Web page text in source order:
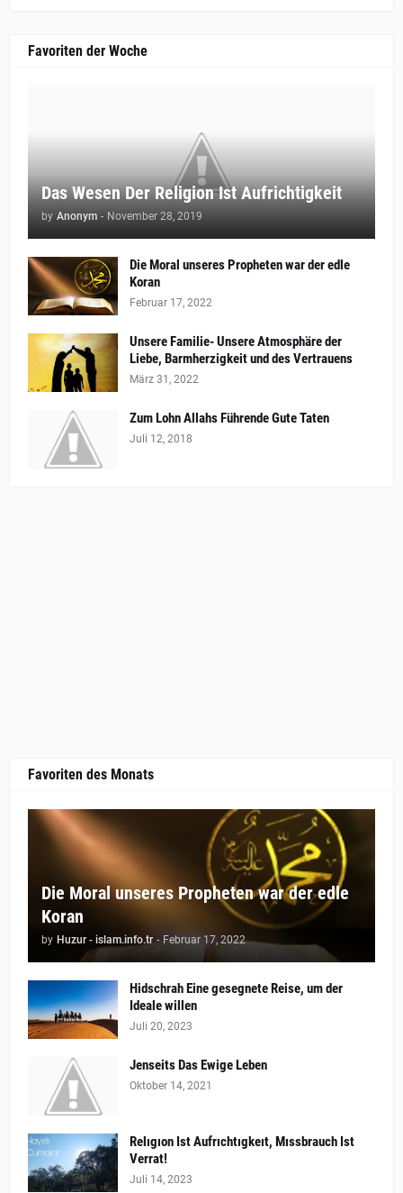
Favoriten der Woche
Das Wesen Der Religion Ist Aufrichtigkeit
by Anonym - November 28, 2019
Die Moral unseres Propheten war der edle
Koran
Februar 17, 2022
Unsere Familie- Unsere Atmosphäre der
Liebe, Barmherzigkeit und des Vertrauens
März 31, 2022
Zum Lohn Allahs Führende Gute Taten
Juli 12, 2018
Favoriten des Monats
Die Moral unseres Propheten war der edle
Koran
by Huzur - islam.info.tr - Februar 17, 2022
Hidschrah Eine gesegnete Reise, um der
Ideale willen
Juli 20, 2023
Jenseits Das Ewige Leben
Oktober 14, 2021
Relıgıon Ist Aufrıchtıgkeıt, Mıssbrauch Ist
Verrat!
Juli 14, 2023